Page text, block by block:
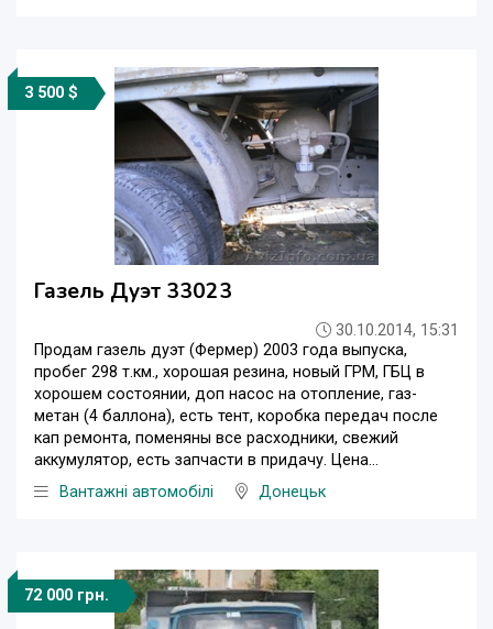
3 500 $
Газель Дуэт 33023
30.10.2014, 15:31
Продам газель дуэт (Фермер) 2003 года выпуска,
пробег 298 т.км., хорошая резина, новый ГРМ, ГБЦ в
хорошем состоянии, доп насос на отопление, газ-
метан (4 баллона), есть тент, коробка передач после
кап ремонта, поменяны все расходники, свежий
аккумулятор, есть запчасти в придачу. Цена...
Вантажні автомобілі
Донецьк
72 000 грн.